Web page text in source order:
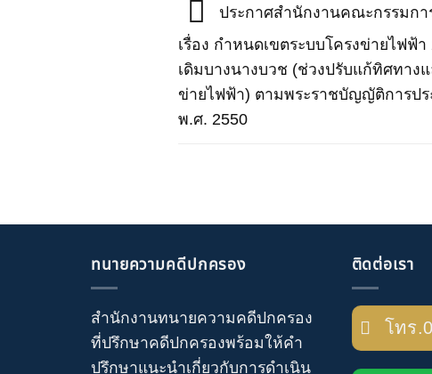
ประกาศสำนักงานคณะกรรมก
เรื่อง กำหนดเขตระบบโครงข่ายไฟฟ้
เดิมบางนางบวช (ช่วงปรับแก้ทิศทาง
ข่ายไฟฟ้า) ตามพระราชบัญญัติการป
พ.ศ. 2550
ทนายความคดีปกครอง
สำนักงานทนายความคดีปกครอง
ที่ปรึกษาคดีปกครองพร้อมให้คำ
ปรึกษาแนะนำเกี่ยวกับการดำเนิน
ติดต่อเรา
โทร